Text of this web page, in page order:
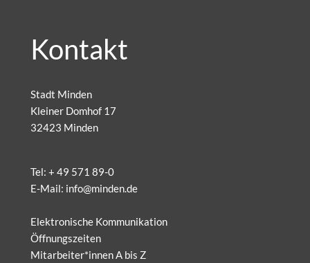
Kontakt
Stadt Minden
Kleiner Domhof 17
32423 Minden
Tel: + 49 571 89-0
E-Mail: info@minden.de
Elektronische Kommunikation
Öffnungszeiten
Mitarbeiter*innen A bis Z